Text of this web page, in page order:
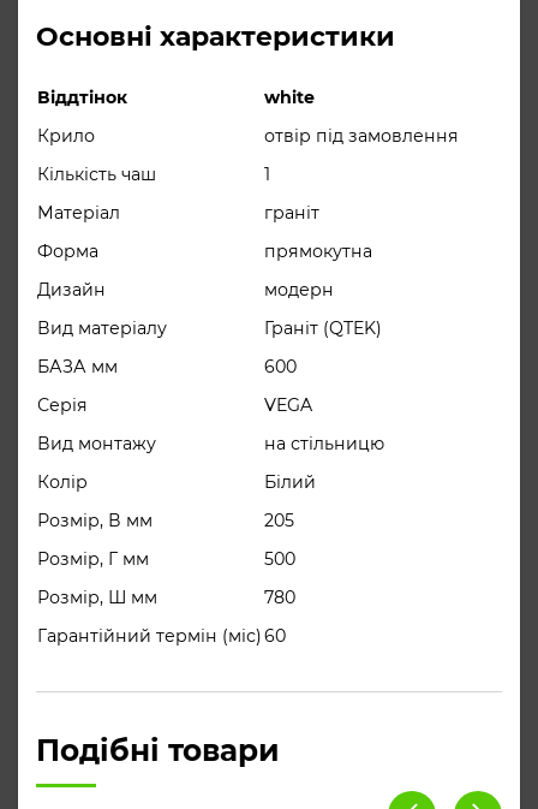
компоненти матеріалу екологічно
безпечні і сертифіковані.
Поверхня таких мийок стійка до
забруднень з причини відсутності
Основні характеристики
Віддтінок
white
Крило
отвір під замовлення
Кількість чаш
1
Матеріал
граніт
Форма
прямокутна
Дизайн
модерн
Вид матеріалу
Граніт (QTEK)
БАЗА мм
600
Серія
VEGA
Вид монтажу
на стільницю
Колір
Білий
Розмір, В мм
205
Розмір, Г мм
500
Розмір, Ш мм
780
Гарантійний термін (міс)60
Подібні товари